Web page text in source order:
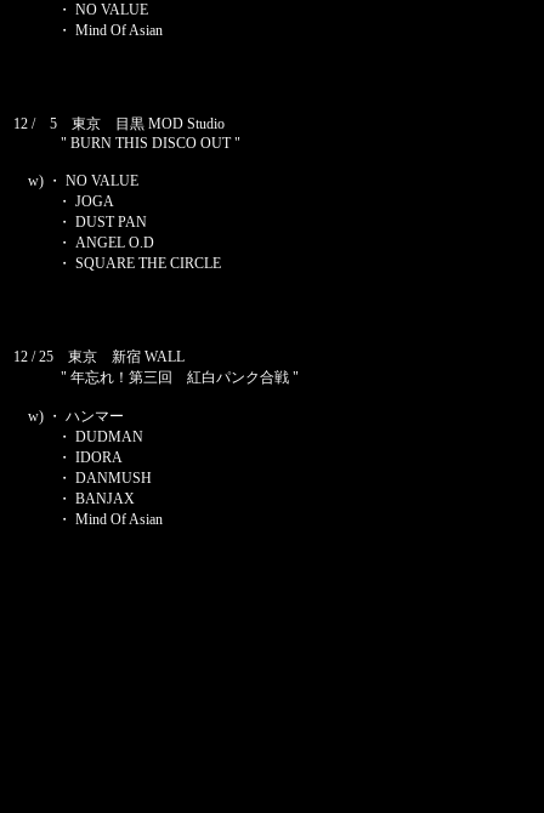
・ NO VALUE
・ Mind Of Asian
12 / 5 東京 目黒 MOD Studio
" BURN THIS DISCO OUT "
w) ・ NO VALUE
・ JOGA
・ DUST PAN
・ ANGEL O.D
・ SQUARE THE CIRCLE
12 / 25 東京 新宿 WALL
" 年忘れ！第三回 紅白パンク合戦 "
w) ・ ハンマー
・ DUDMAN
・ IDORA
・ DANMUSH
・ BANJAX
・ Mind Of Asian